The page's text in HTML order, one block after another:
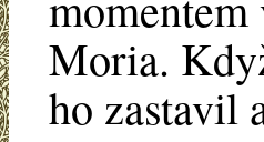
Moria.
ho zastavil